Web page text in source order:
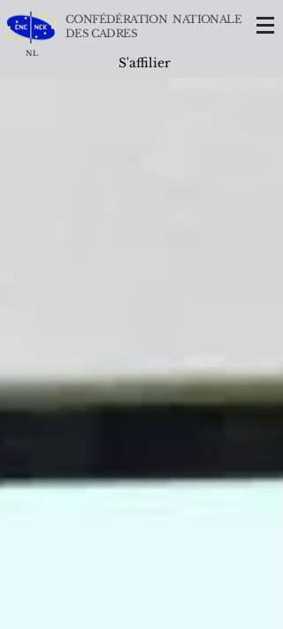
NL
CONFÉDÉRATION NATIONALE
DES CADRES
S'affilier